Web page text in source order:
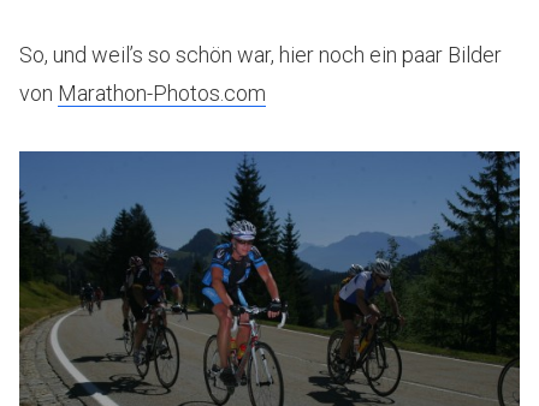
So, und weil’s so schön war, hier noch ein paar Bilder
von Marathon-Photos.com